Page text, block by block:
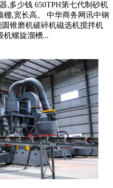
,多少钱 650TPH第七代制砂机
棚,宽长高。 中华商务网讯中钢
锥磨机破碎机磁选机搅拌机
机螺旋溜槽...